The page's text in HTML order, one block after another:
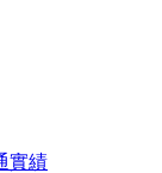
實績